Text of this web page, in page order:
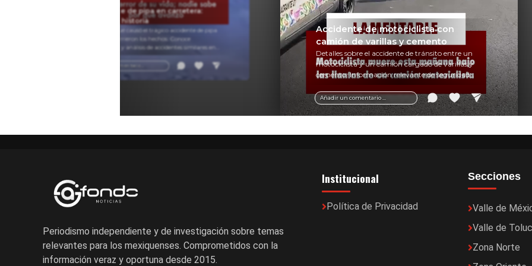
Añadir un comentario ...
Accidente de motociclista con
camión de varillas y cemento
Detalles sobre el accidente de tránsito entre un
motociclista y un camión cargado de varillas y
cemento. Información relevante de seguridad
vial y recomendaciones para motociclistas.
Accidente de pipa en carretera:
causas e historia
Descubre qué causó el trágico accidente de pipa
y cómo ocurrieron los hechos. Conoce
testimonios y análisis de accidentes similares en
carretera para entender estos sucesos.
Periodismo independiente y de investigación sobre temas
relevantes para los mexiquenses. Comprometidos con la
información veraz y oportuna desde 2015.
Institucional
Política de Privacidad
Secciones
Valle de
Valle de
Zona Norte